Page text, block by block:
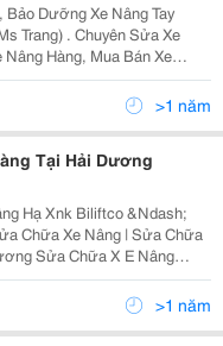
Bảo Dưỡng Xe Nâng Tay
Sửa Xe
Hàng, Mua Bán Xe
Từ 1 Tấn Đến 50T Gồm Tất
Của Nhật, Đức, Mỹ, Đài>1 năm
Tại Hải Dương
Hạ Xnk Biliftco &Ndash;
Nâng
Tcm, Komatsu,
Manitou,
>1 năm